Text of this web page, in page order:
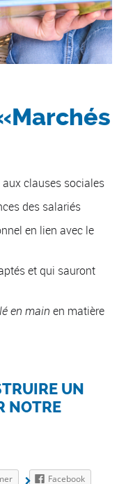
aux clauses sociales
des salariés
en lien avec le
et qui sauront
en main en matière
UN
NOTRE
Facebook